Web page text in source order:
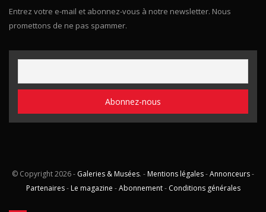
Entrez votre e-mail et abonnez-vous à notre newsletter. Nous
promettons de ne pas spammer.
© Copyright2026 - Galeries & Musées. - Mentions légales-Annonceurs-
Partenaires- Le magazine -Abonnement- Conditions générales